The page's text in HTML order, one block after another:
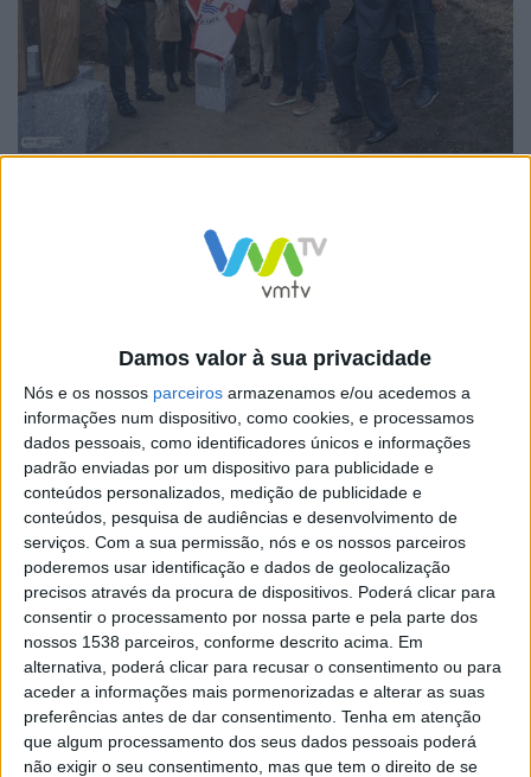
Damos valor à sua privacidade
Nós e os nossos parceiros armazenamos e/ou acedemos a
informações num dispositivo, como cookies, e processamos
dados pessoais, como identificadores únicos e informações
padrão enviadas por um dispositivo para publicidade e
conteúdos personalizados, medição de publicidade e
conteúdos, pesquisa de audiências e desenvolvimento de
serviços. Com a sua permissão, nós e os nossos parceiros
poderemos usar identificação e dados de geolocalização
precisos através da procura de dispositivos. Poderá clicar para
consentir o processamento por nossa parte e pela parte dos
nossos 1538 parceiros, conforme descrito acima. Em
alternativa, poderá clicar para recusar o consentimento ou para
aceder a informações mais pormenorizadas e alterar as suas
preferências antes de dar consentimento. Tenha em atenção
que algum processamento dos seus dados pessoais poderá
não exigir o seu consentimento, mas que tem o direito de se
Pontido. Nesse sentido, a intervenção pretende
valorizar a poesia do lugar, de uma natureza intacta,
património com arquitetura tradicional em granito. O
artista entende a escultura como um padrão que
estabelece um sinal, marca o lugar, criando o espaço
simbólico que pode ser descoberto.
O momento inaugural contou com a presença do
artista Volker Schnüttgen, Antero Barbosa, presidente
da Câmara Municipal de Fafe, Paula Nogueira,
vereadora da Cultura, Raul Cunha, vereador do
Ambiente, de Marta Coutada, diretora executiva da
Comunidade Intermunicipal (CIM) do Ave, e da curadora
Helena Mendes Pereira. Foram igualmente convidados
os presidentes das Juntas de Freguesia de Queimadela,